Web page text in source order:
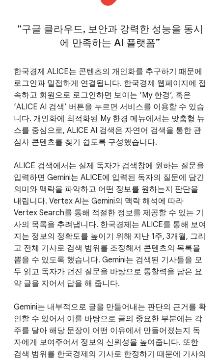
“구글 클라우드, 보안과 강력한 성능을 동시
에 만족하는 AI 플랫폼”
한국경제 ALICE는 콘텐츠의 개인화를 추구하기 때문에
로그인과 밀접하게 연결됩니다. 한국경제 웹페이지에 접
속하고 회원으로 로그인하면 보이는 ‘My 한경’, 혹은
‘ALICE AI 검색’ 버튼을 누르면 서비스를 이용할 수 있습
니다. 개인화에 최적화된 My 한경 메뉴에서는 맞춤형 뉴
스를 중심으로, ALICE AI 검색은 자연어 검색을 통한 관
심사 콘텐츠를 찾기 쉽도록 구성했습니다.
ALICE 검색에서는 실제 독자가 검색창에 원하는 질문을
입력하면 Gemini는 ALICE에 입력된 독자의 질문에 담긴
의미와 맥락을 파악하고 어떤 정보를 원하는지 판단을
내립니다. Vertex AI는 Gemini의 맥락 해석에 따라
Vertex Search를 통해 적절한 정보를 제공할 수 있는 기
사의 목록을 추려냅니다. 한국경제는 ALICE를 통해 보여
지는 정보의 정확도를 높이기 위해 지난 1주, 3개월, 그리
고 전체 기사로 검색 범위를 조정해서 콘텐츠의 목록을
뽑을 수 있도록 했습니다. Gemini는 검색된 기사들을 모
두 읽고 독자가 던진 질문을 바탕으로 통찰력을 담은 요
약 글을 지어서 답을 해 줍니다.
Gemini는 내부적으로 글을 만들어내는 판단의 근거를 확
인할 수 있어서 이를 바탕으로 글의 중요한 부분에는 각
주를 달아 해당 문장이 어떤 이유에서 만들어졌는지 독
자에게 보여주어서 정보의 신뢰성을 높여줍니다. 또한
검색 범위를 한국경제의 기사로 한정하기 때문에 기사의